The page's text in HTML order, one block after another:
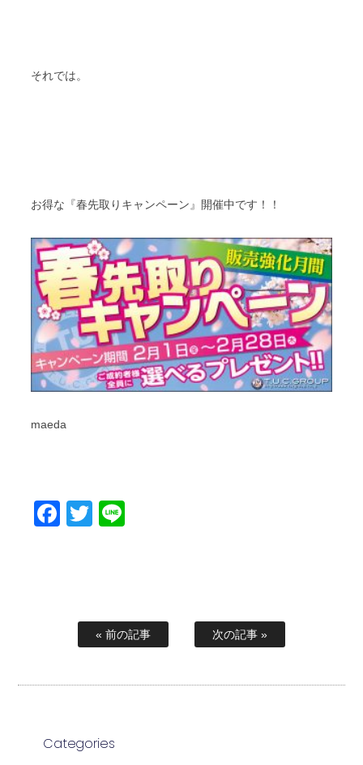
それでは。
お得な『春先取りキャンペーン』開催中です！！
maeda
Facebook
Twitter
« 前の記事 次の記事 »
Categories